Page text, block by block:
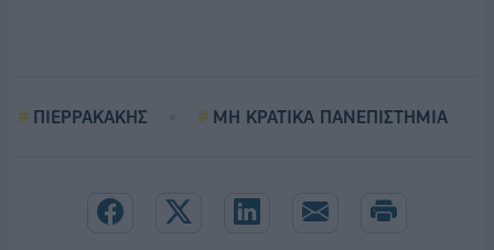
ΠΙΕΡΡΑΚΑΚΗΣ ΜΗ ΚΡΑΤΙΚΑ ΠΑΝΕΠΙΣΤΗΜΙΑ